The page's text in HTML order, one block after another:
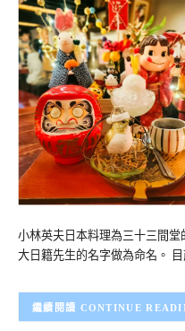
小林英夫日本料理為三十三間
大日籍先生的名字做為命名。
CONTINUE